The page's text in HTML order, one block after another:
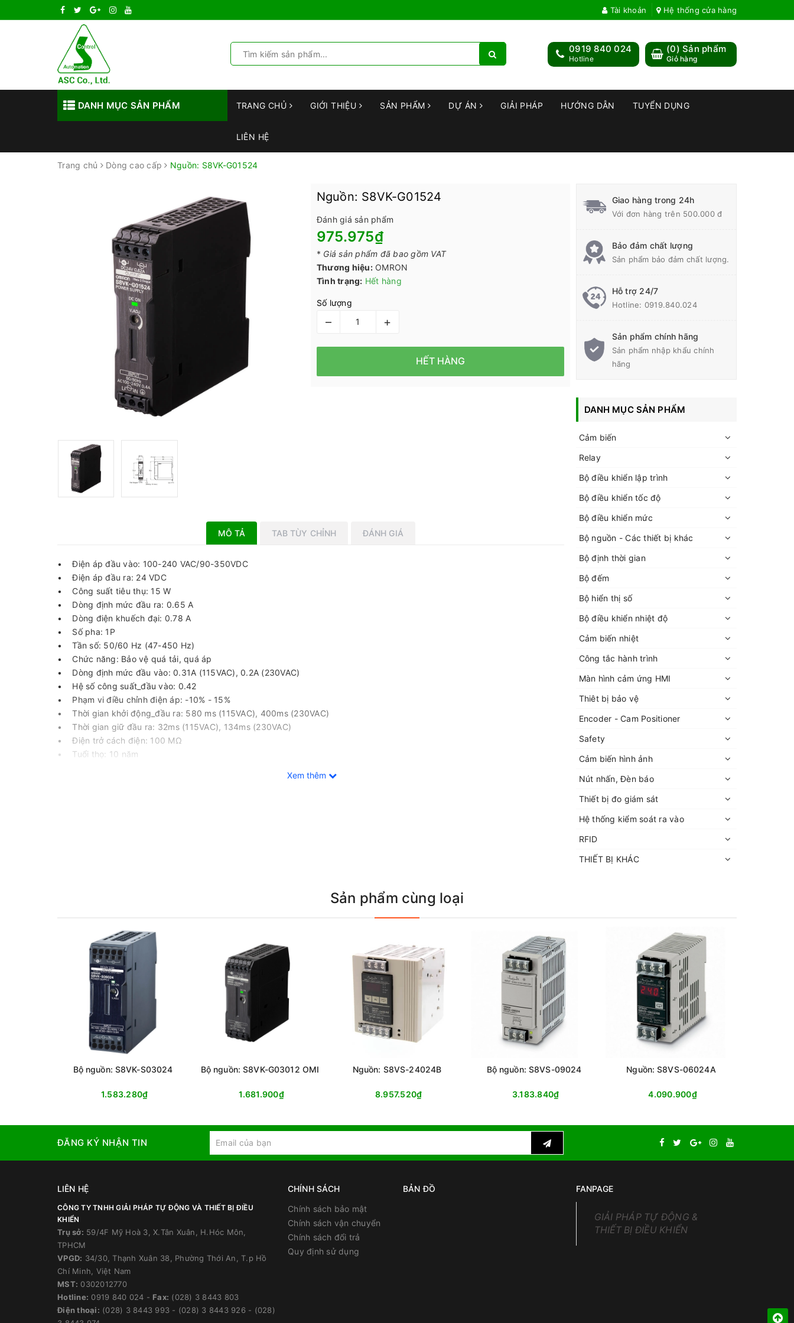
Tài khoản Hệ thống cửa hàng
(0) Sản phẩm
Giỏ hàng
0919 840 024
Hotline
DANH MỤC SẢN PHẨM TRANG CHỦ GIỚI THIỆU SẢN PHẨM DỰ ÁN GIẢI PHÁP HƯỚNG DẪN TUYỂN DỤNG
LIÊN HỆ
Trang chủ Dòng cao cấp Nguồn: S8VK-G01524
Nguồn: S8VK-G01524
Đánh giá sản phẩm
975.975₫
* Giá sản phẩm đã bao gồm VAT
Thương hiệu: OMRON
Tình trạng: Hết hàng
Số lượng
– +
HẾT HÀNG
MÔ TẢ TAB TÙY CHỈNH ĐÁNH GIÁ
• Điện áp đầu vào: 100-240 VAC/90-350VDC
• Điện áp đầu ra: 24 VDC
• Công suất tiêu thụ: 15 W
• Dòng định mức đầu ra: 0.65 A
• Dòng điện khuếch đại: 0.78 A
• Số pha: 1P
• Tần số: 50/60 Hz (47-450 Hz)
• Chức năng: Bảo vệ quá tải, quá áp
• Dòng định mức đầu vào: 0.31A (115VAC), 0.2A (230VAC)
• Hệ số công suất_đầu vào: 0.42
• Phạm vi điều chỉnh điện áp: -10% - 15%
• Thời gian khởi động_đầu ra: 580 ms (115VAC), 400ms (230VAC)
• Thời gian giữ đầu ra: 32ms (115VAC), 134ms (230VAC)
• Điện trở cách điện: 100 MΩ
• Tuổi thọ: 10 năm
Xem thêm
Giao hàng trong 24h
Với đơn hàng trên 500.000 đ
Bảo đảm chất lượng
Sản phẩm bảo đảm chất lượng.
Hỗ trợ 24/7
Hotline: 0919.840.024
Sản phẩm chính hãng
Sản phẩm nhập khẩu chính
hãng
DANH MỤC SẢN PHẨM
Cảm biến
Relay
Bộ điều khiển lập trình
Bộ điều khiển tốc độ
Bộ điều khiển mức
Bộ nguồn - Các thiết bị khác
Bộ định thời gian
Bộ đếm
Bộ hiển thị số
Bộ điều khiển nhiệt độ
Cảm biến nhiệt
Công tắc hành trình
Màn hình cảm ứng HMI
Thiêt bị bảo vệ
Encoder - Cam Positioner
Safety
Cảm biến hình ảnh
Nút nhấn, Đèn báo
Thiết bị đo giám sát
Hệ thống kiểm soát ra vào
RFID
THIẾT BỊ KHÁC
Sản phẩm cùng loại
Bộ nguồn: S8VK-S03024
1.583.280₫
Bộ nguồn: S8VK-G03012 OMI
1.681.900₫
Nguồn: S8VS-24024B
8.957.520₫
Bộ nguồn: S8VS-09024
3.183.840₫
Nguồn: S8VS-06024A
4.090.900₫
ĐĂNG KÝ NHẬN TIN
LIÊN HỆ
CÔNG TY TNHH GIẢI PHÁP TỰ ĐỘNG VÀ THIẾT BỊ ĐIỀU
KHIỂN
Trụ sở: 59/4F Mỹ Hoà 3, X.Tân Xuân, H.Hóc Môn,
TPHCM
VPGD: 34/30, Thạnh Xuân 38, Phường Thới An, T.p Hồ
Chí Minh, Việt Nam
MST: 0302012770
Hotline: 0919 840 024 - Fax: (028) 3 8443 803
Điện thoại: (028) 3 8443 993 - (028) 3 8443 926 - (028)
CHÍNH SÁCH
Chính sách bảo mật
Chính sách vận chuyển
Chính sách đổi trả
Quy định sử dụng
BẢN ĐỒ FANPAGE
GIẢI PHÁP TỰ ĐỘNG &
THIẾT BỊ ĐIỀU KHIỂN